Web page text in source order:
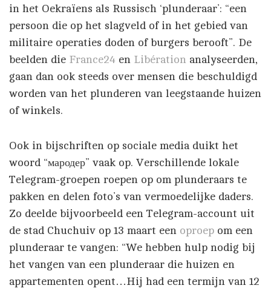
in het Oekraïens als Russisch ‘plunderaar’: “een
persoon die op het slagveld of in het gebied van
militaire operaties doden of burgers berooft”. De
beelden die France24 en Libération analyseerden,
gaan dan ook steeds over mensen die beschuldigd
worden van het plunderen van leegstaande huizen
of winkels.
Ook in bijschriften op sociale media duikt het
woord “мародер” vaak op. Verschillende lokale
Telegram-groepen roepen op om plunderaars te
pakken en delen foto’s van vermoedelijke daders.
Zo deelde bijvoorbeeld een Telegram-account uit
de stad Chuchuiv op 13 maart een oproep om een
plunderaar te vangen: “We hebben hulp nodig bij
het vangen van een plunderaar die huizen en
appartementen opent…Hij had een termijn van 12